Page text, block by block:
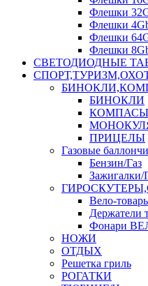
Флешки
Флешки
Флешки
Флешки
СВЕТОДИОДНЫЕ
БИНОКЛИ
КОМПАСЫ
ПРИЦЕЛЫ
Газовые
Бензин/Газ
Зажигалки/
Вело-
Держатели
Фонари
НОЖИ
ОТДЫХ
Решетка гриль
РОГАТКИ